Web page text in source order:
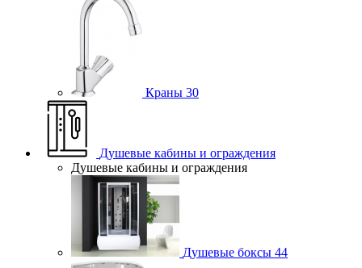
Краны 30
Душевые кабины и ограждения
Душевые кабины и ограждения
Душевые боксы 44